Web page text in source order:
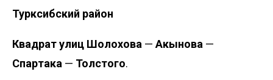
Турксибский район
Квадрат улиц Шолохова — Акынова —
Спартака — Толстого.